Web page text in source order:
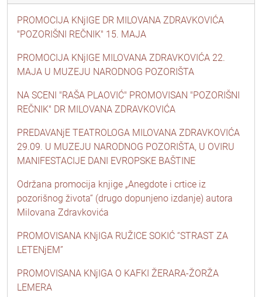
PROMOCIJA KNjIGE DR MILOVANA ZDRAVKOVIĆA
"POZORIŠNI REČNIK" 15. MAJA
PROMOCIJA KNjIGE MILOVANA ZDRAVKOVIĆA 22.
MAJA U MUZEJU NARODNOG POZORIŠTA
NA SCENI "RAŠA PLAOVIĆ" PROMOVISAN "POZORIŠNI
REČNIK" DR MILOVANA ZDRAVKOVIĆA
PREDAVANjE TEATROLOGA MILOVANA ZDRAVKOVIĆA
29.09. U MUZEJU NARODNOG POZORIŠTA, U OVIRU
MANIFESTACIJE DANI EVROPSKE BAŠTINE
Održana promocija knjige „Anegdote i crtice iz
pozorišnog života“ (drugo dopunjeno izdanje) autora
Milovana Zdravkovića
PROMOVISANA KNjIGA RUŽICE SOKIĆ “STRAST ZA
LETENjEM”
PROMOVISANA KNjIGA O KAFKI ŽERARA-ŽORŽA
LEMERA